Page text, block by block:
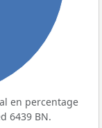
en percentage
6439 BN.